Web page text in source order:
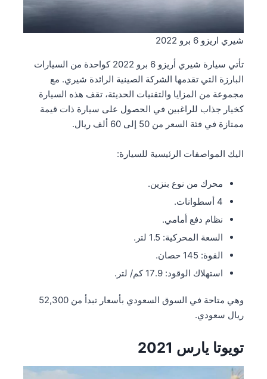
شيري اريزو 6 برو 2022
تأتي سيارة شيري أريزو 6 برو 2022 كواحدة من السيارات
البارزة التي تقدمها الشركة الصينية الرائدة شيري. مع
مجموعة من المزايا والتقنيات الحديثة، تقف هذه السيارة
كخيار جذاب للراغبين في الحصول على سيارة ذات قيمة
ممتازة في فئة السعر من 50 إلى 60 ألف ريال.
اليك المواصفات الرئيسية للسيارة:
محرك من نوع بنزين.
4 أسطوانات.
نظام دفع أمامي.
السعة المحركية: 1.5 لتر.
القوة: 145 حصان.
استهلاك الوقود: 17.9 كم/ لتر.
وهي متاحة في السوق السعودي بأسعار تبدأ من 52,300
ريال سعودي.
تويوتا يارس 2021